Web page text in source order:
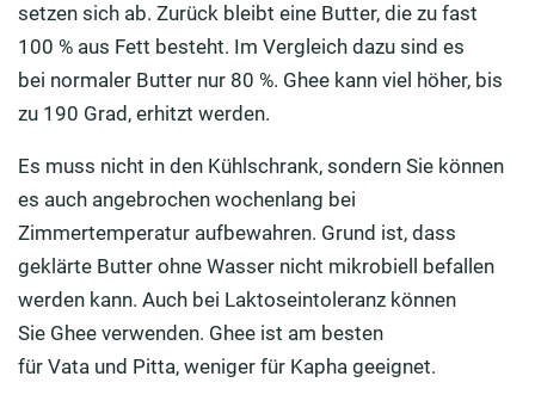
setzen sich ab. Zurück bleibt eine Butter, die zu fast
100 % aus Fett besteht. Im Vergleich dazu sind es
bei normaler Butter nur 80 %. Ghee kann viel höher, bis
zu 190 Grad, erhitzt werden.
Es muss nicht in den Kühlschrank, sondern Sie können
es auch angebrochen wochenlang bei
Zimmertemperatur aufbewahren. Grund ist, dass
geklärte Butter ohne Wasser nicht mikrobiell befallen
werden kann. Auch bei Laktoseintoleranz können
Sie Ghee verwenden. Ghee ist am besten
für Vata und Pitta, weniger für Kapha geeignet.